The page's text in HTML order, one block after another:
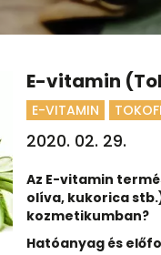
E-vitamin
E-VITAMIN
2020. 02. 29.
Az E-vitamin
olíva, kukorica
kozmetikumban?
Hatóanyag és